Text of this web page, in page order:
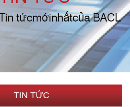
TIN TỨC